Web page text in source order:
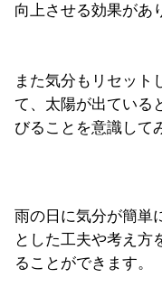
向上させる効果があ
また気分もリセット
て、太陽が出ている
びることを意識して
雨の日に気分が簡単
とした工夫や考え方
ることができます。